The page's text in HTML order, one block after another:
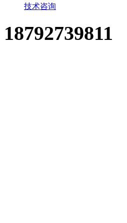
技术咨询
18792739811